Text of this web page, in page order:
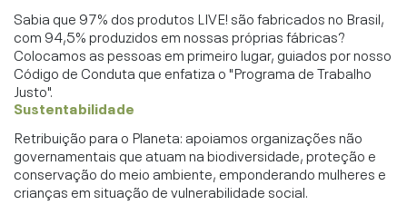
Sabia que 97% dos produtos LIVE! são fabricados no Brasil,
com 94,5% produzidos em nossas próprias fábricas?
Colocamos as pessoas em primeiro lugar, guiados por nosso
Código de Conduta que enfatiza o "Programa de Trabalho
Justo".
Sustentabilidade
Retribuição para o Planeta: apoiamos organizações não
governamentais que atuam na biodiversidade, proteção e
conservação do meio ambiente, emponderando mulheres e
crianças em situação de vulnerabilidade social.